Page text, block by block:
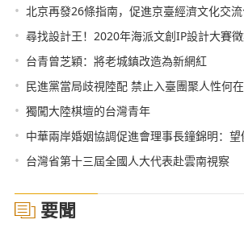
• 北京再發26條指南，促進京臺經濟文化交
• 尋找設計王！2020年海派文創IP設計大賽徵
• 台青曾芝穎：將老城鎮改造為新網紅
• 民進黨當局歧視陸配 禁止入臺團聚人性何在
• 獨闖大陸棋壇的台灣青年
• 中華兩岸婚姻協調促進會理事長鐘錦明：望儘快
• 台灣省第十三屆全國人大代表赴雲南視察
要聞